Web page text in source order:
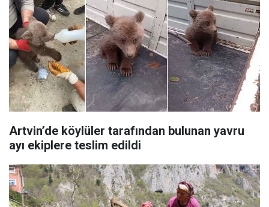
Artvin’de köylüler tarafından bulunan yavru
ayı ekiplere teslim edildi